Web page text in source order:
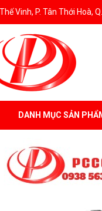
Vinh, P. Tân Thới Hoà,
DANH MỤC SẢN